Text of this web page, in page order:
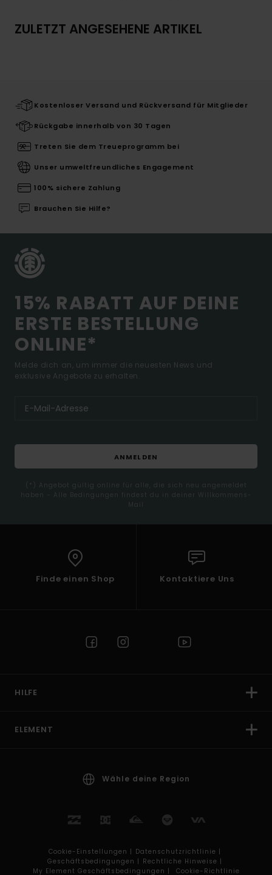
ZULETZT ANGESEHENE ARTIKEL
Kostenloser Versand und Rückversand für Mitglieder
Rückgabe innerhalb von 30 Tagen
Treten Sie dem Treueprogramm bei
Unser umweltfreundliches Engagement
100% sichere Zahlung
Brauchen Sie Hilfe?
15% RABATT AUF DEINE
ERSTE BESTELLUNG
ONLINE*
Melde dich an, um immer die neuesten News und
exklusive Angebote zu erhalten.
ANMELDEN
(*) Angebot gültig online für alle, die sich neu angemeldet
haben - Alle Bedingungen findest du in deiner Willkommens-
Mail
Finde einen Shop Kontaktiere Uns
HILFE
ELEMENT
Wähle deine Region
Cookie-Einstellungen | Datenschutzrichtlinie |
Geschäftsbedingungen | Rechtliche Hinweise |
My Element Geschäftsbedingungen |
Cookie-Richtlinie